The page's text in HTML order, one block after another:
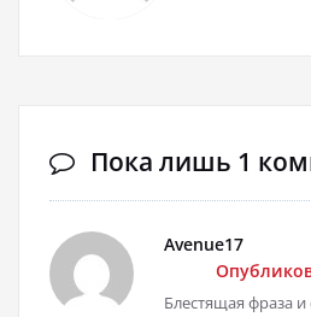
Пока лишь 1
Avenue17
Блестящая фраза